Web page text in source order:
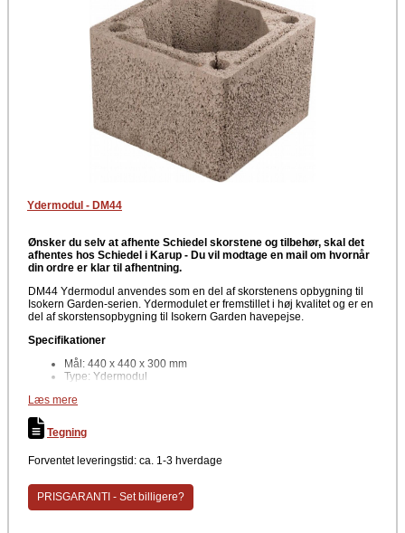
Ydermodul - DM44
Ønsker du selv at afhente Schiedel skorstene og tilbehør, skal det
afhentes hos Schiedel i Karup - Du vil modtage en mail om hvornår
din ordre er klar til afhentning.
DM44 Ydermodul anvendes som en del af skorstenens opbygning til
Isokern Garden-serien. Ydermodulet er fremstillet i høj kvalitet og er en
del af skorstensopbygning til Isokern Garden havepejse.
Specifikationer
Mål: 440 x 440 x 300 mm
Type: Ydermodul
Anvendelse: Skorstensopbygning til Isokern skorstensstem
Det er udviklet til udendørs brug og sikrer stabilitet, lang levetid og et
skorstenskonstruktion.
Producent
Schiedel Isokern
Læs mere
Tegning
Forventet leveringstid: ca. 1-3 hverdage
PRISGARANTI - Set billigere?